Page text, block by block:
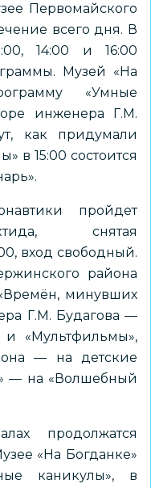
Первомайского
всего дня. В
14:00 и 16:00
Музей «На
«Умные
инженера Г.М.
как придумали
в 15:00 состоится
пройдет
снятая
вход свободный.
района
минувших
Г.М. Будагова —
«Мультфильмы»,
— на детские
— на «Волшебный
продолжатся
«На Богданке»
каникулы», в